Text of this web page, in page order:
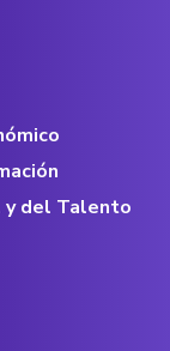
y del Talento